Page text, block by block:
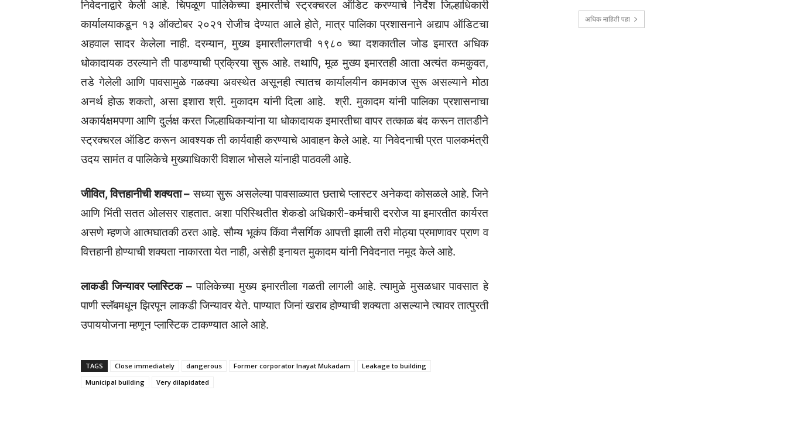
निवेदनाद्वारे केली आहे. चिपळूण पालिकेच्या इमारतीचे स्ट्रक्चरल ऑडिट करण्याचे निर्देश जिल्हाधिकारी
कार्यालयाकडून १३ ऑक्टोबर २०२१ रोजीच देण्यात आले होते, मात्र पालिका प्रशासनाने अद्याप ऑडिटचा
अहवाल सादर केलेला नाही. दरम्यान, मुख्य इमारतीलगतची १९८० च्या दशकातील जोड इमारत अधिक
धोकादायक ठरल्याने ती पाडण्याची प्रक्रिया सुरू आहे. तथापि, मूळ मुख्य इमारतही आता अत्यंत कमकुवत,
तडे गेलेली आणि पावसामुळे गळक्या अवस्थेत असूनही त्यातच कार्यालयीन कामकाज सुरू असल्याने मोठा
अनर्थ होऊ शकतो, असा इशारा श्री. मुकादम यांनी दिला आहे. श्री. मुकादम यांनी पालिका प्रशासनाचा
अकार्यक्षमपणा आणि दुर्लक्ष करत जिल्हाधिकाऱ्यांना या धोकादायक इमारतीचा वापर तत्काळ बंद करून तातडीने
स्ट्रक्चरल ऑडिट करून आवश्यक ती कार्यवाही करण्याचे आवाहन केले आहे. या निवेदनाची प्रत पालकमंत्री
उदय सामंत व पालिकेचे मुख्याधिकारी विशाल भोसले यांनाही पाठवली आहे.
जीवित, वित्तहानीची शक्यता – सध्या सुरू असलेल्या पावसाळ्यात छताचे प्लास्टर अनेकदा कोसळले आहे. जिने
आणि भिंती सतत ओलसर राहतात. अशा परिस्थितीत शेकडो अधिकारी-कर्मचारी दररोज या इमारतीत कार्यरत
असणे म्हणजे आत्मघातकी ठरत आहे. सौम्य भूकंप किंवा नैसर्गिक आपत्ती झाली तरी मोठ्या प्रमाणावर प्राण व
वित्तहानी होण्याची शक्यता नाकारता येत नाही, असेही इनायत मुकादम यांनी निवेदनात नमूद केले आहे.
लाकडी जिन्यावर प्लास्टिक –पालिकेच्या मुख्य इमारतीला गळती लागली आहे. त्यामुळे मुसळधार पावसात हे
पाणी स्लॅबमधून झिरपून लाकडी जिन्यावर येते. पाण्यात जिनां खराब होण्याची शक्यता असल्याने त्यावर तात्पुरती
उपाययोजना म्हणून प्लास्टिक टाकण्यात आले आहे.
TAGS Close immediately dangerous Former corporator Inayat Mukadam
Leakage to building
Municipal building
Very dilapidated
अधिक माहिती पहा